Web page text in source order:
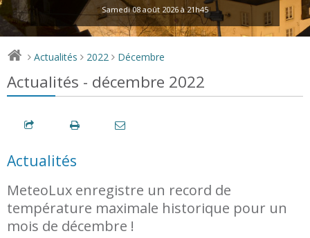
Samedi 08 août 2026 à 21h45
> Actualités > 2022 > Décembre
Actualités - décembre 2022
Actualités
MeteoLux enregistre un record de
température maximale historique pour un
mois de décembre !